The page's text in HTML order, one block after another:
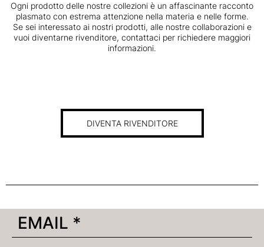
Ogni prodotto delle nostre collezioni è un affascinante racconto
plasmato con estrema attenzione nella materia e nelle forme.
Se sei interessato ai nostri prodotti, alle nostre collaborazioni e
vuoi diventarne rivenditore, contattaci per richiedere maggiori
informazioni.
DIVENTA RIVENDITORE